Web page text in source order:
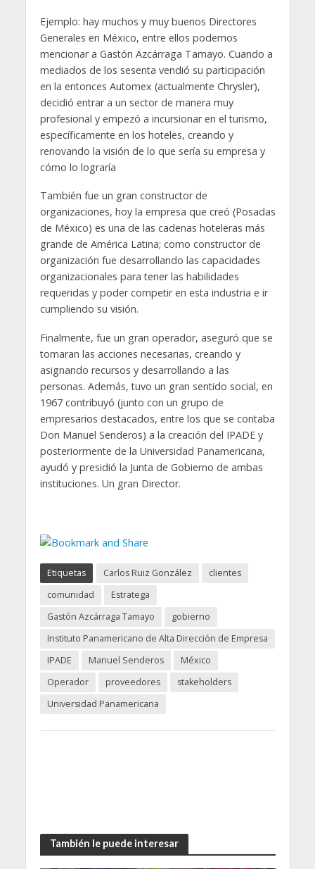
Ejemplo: hay muchos y muy buenos Directores
Generales en México, entre ellos podemos
mencionar a Gastón Azcárraga Tamayo. Cuando a
mediados de los sesenta vendió su participación
en la entonces Automex (actualmente Chrysler),
decidió entrar a un sector de manera muy
profesional y empezó a incursionar en el turismo,
específicamente en los hoteles, creando y
renovando la visión de lo que sería su empresa y
cómo lo lograría
También fue un gran constructor de
organizaciones, hoy la empresa que creó (Posadas
de México) es una de las cadenas hoteleras más
grande de América Latina; como constructor de
organización fue desarrollando las capacidades
organizacionales para tener las habilidades
requeridas y poder competir en esta industria e ir
cumpliendo su visión.
Finalmente, fue un gran operador, aseguró que se
tomaran las acciones necesarias, creando y
asignando recursos y desarrollando a las
personas. Además, tuvo un gran sentido social, en
1967 contribuyó (junto con un grupo de
empresarios destacados, entre los que se contaba
Don Manuel Senderos) a la creación del IPADE y
posteriormente de la Universidad Panamericana,
ayudó y presidió la Junta de Gobierno de ambas
instituciones. Un gran Director.
Etiquetas Carlos Ruiz González
clientes
comunidad
Estratega
Gastón Azcárraga Tamayo
gobierno
Instituto Panamericano de Alta Dirección de Empresa
IPADE
Manuel Senderos
México
Operador
proveedores
stakeholders
Universidad Panamericana
También le puede interesar